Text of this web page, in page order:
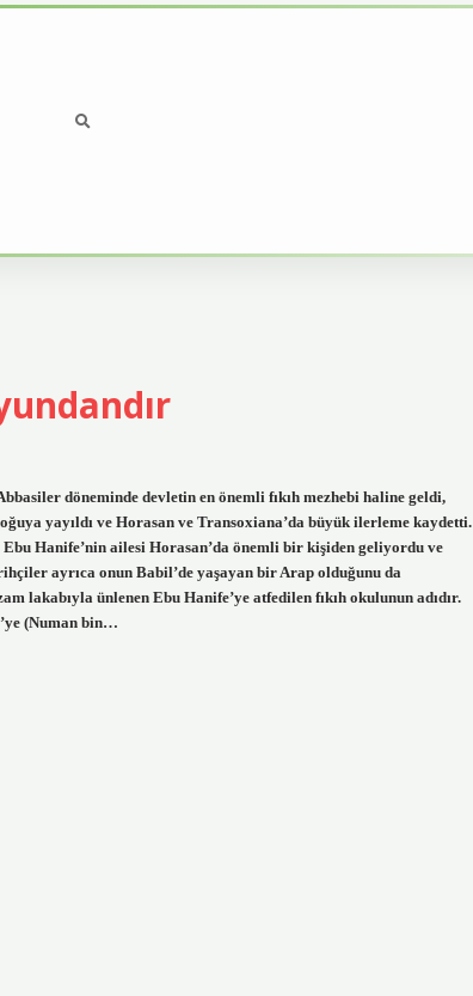
döneminde devletin en önemli fıkıh mezhebi haline geldi,
yayıldı ve Horasan ve Transoxiana’da büyük ilerleme kaydetti.
Hanife’nin ailesi Horasan’da önemli bir kişiden geliyordu ve
ayrıca onun Babil’de yaşayan bir Arap olduğunu da
lakabıyla ünlenen Ebu Hanife’ye atfedilen fıkıh okulunun adıdır.
(Numan bin…